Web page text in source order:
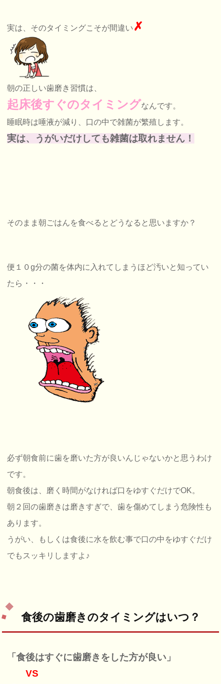
実は、そのタイミングこそが間違い✗
朝の正しい歯磨き習慣は、
起床後すぐのタイミングなんです。
睡眠時は唾液が減り、口の中で雑菌が繁殖します。
実は、 うがいだけしても雑菌は取れません！
そのまま朝ごはんを食べるとどうなると思いますか？
便１０g分の菌を体内に入れてしまうほど汚いと知ってい
たら・・・
必ず朝食前に歯を磨いた方が良いんじゃないかと思うわけ
です。
朝食後は、磨く時間がなければ口をゆすぐだけでOK。
朝２回の歯磨きは磨きすぎで、歯を傷めてしまう危険性も
あります。
うがい、もしくは食後に水を飲む事で口の中をゆすぐだけ
でもスッキリしますよ♪
食後の歯磨きのタイミングはいつ？
「食後はすぐに歯磨きをした方が良い」
VS